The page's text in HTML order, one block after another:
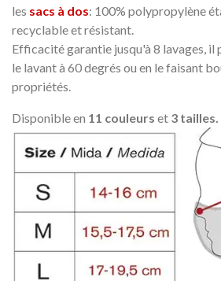
les sacs à dos: 100% polypropylène
recyclable et résistant.
Efficacité garantie jusqu'à 8 lavages, il
le lavant à 60 degrés ou en le faisant
propriétés.
Disponible en 11 couleurs et 3 tailles.